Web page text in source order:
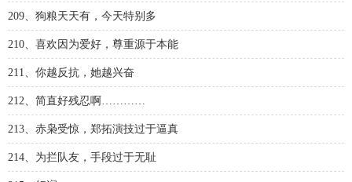
209、狗粮天天有，今天特别多
210、喜欢因为爱好，尊重源于本能
211、你越反抗，她越兴奋
212、简直好残忍啊…………
213、赤枭受惊，郑拓演技过于逼真
214、为拦队友，手段过于无耻